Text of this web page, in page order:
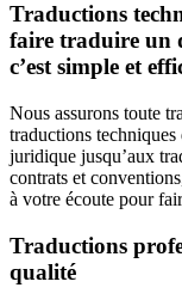
Traductions
faire traduire un
c’est simple et
Nous assurons toute
traductions
juridique jusqu’aux
contrats et
à votre écoute pour
Traductions
qualité